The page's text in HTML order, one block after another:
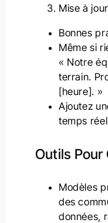
Mise à
Bonnes
Même si
« Notre
terrain.
[heure]. »
Ajoutez
temps
Outils Pour
Modèles
des
données,